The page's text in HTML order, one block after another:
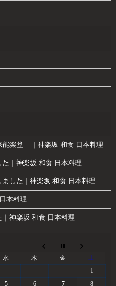
楽堂 – ｜神楽坂 和食 日本料理
｜神楽坂 和食 日本料理
した｜神楽坂 和食 日本料理
本料理
神楽坂 和食 日本料理
水 木 金
土
1
5 6 7 8